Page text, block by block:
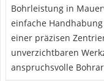
Bohrleistung in
einfache
einer präzisen
unverzichtbaren
anspruchsvolle